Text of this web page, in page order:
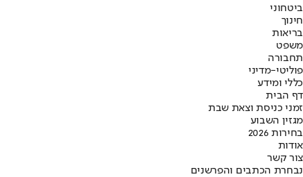
ביטחוני
חינוך
בריאות
משפט
תחבורה
פוליטי-מדיני
כללי ומידע
דף הבית
זמני כניסת וצאת שבת
מגזין השבוע
בחירות 2026
אודות
צור קשר
נבחרת הכתבים והפרשנים